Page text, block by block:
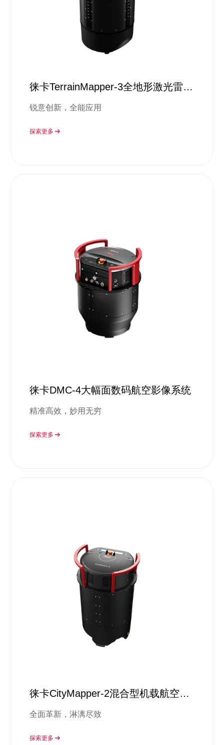
徕卡TerrainMapper-3全地形激光雷达
锐意创新，全能应用
探索更多
徕卡DMC-4大幅面数码航空影像系统
精准高效，妙用无穷
探索更多
徕卡CityMapper-2混合型机载航空测
全面革新，淋漓尽致
探索更多